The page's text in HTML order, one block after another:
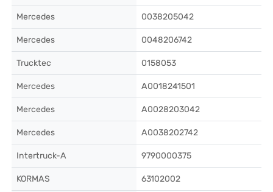
Mercedes 0038205042
Mercedes 0048206742
Trucktec 0158053
Mercedes A0018241501
Mercedes A0028203042
Mercedes A0038202742
Intertruck-A 9790000375
KORMAS 63102002